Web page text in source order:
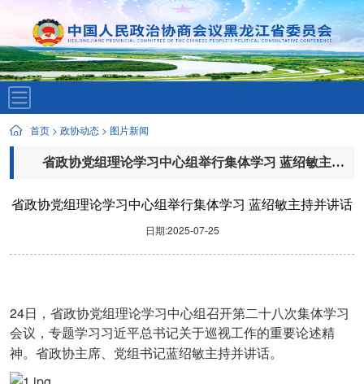
首页 > 政协动态 > 图片新闻
省政协党组理论学习中心组举行集体学习 蓝绍敏主持并讲话
省政协党组理论学习中心组举行集体学习 蓝绍敏主持并讲话
日期:2025-07-25
24日，省政协党组理论学习中心组召开第二十八次集体学习
会议，专题学习习近平总书记关于巡视工作的重要论述精
神。省政协主席、党组书记蓝绍敏主持并讲话。